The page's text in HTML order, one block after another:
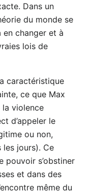
Dans un
du monde se
en changer et à
lois de
caractéristique
ce que Max
la violence
d’appeler le
ou non,
les jours). Ce
pouvoir s’obstiner
et dans des
même du